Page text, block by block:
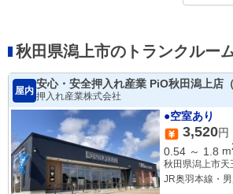
秋田県潟上市のトランクルー
屋内
安心・安全押入れ産業 PiO秋田潟上店
ム）
押入れ産業株式会社
●空室あり
3,520円
0.54 ～ 1.8 m
秋田県潟上市
JR奥羽本線・